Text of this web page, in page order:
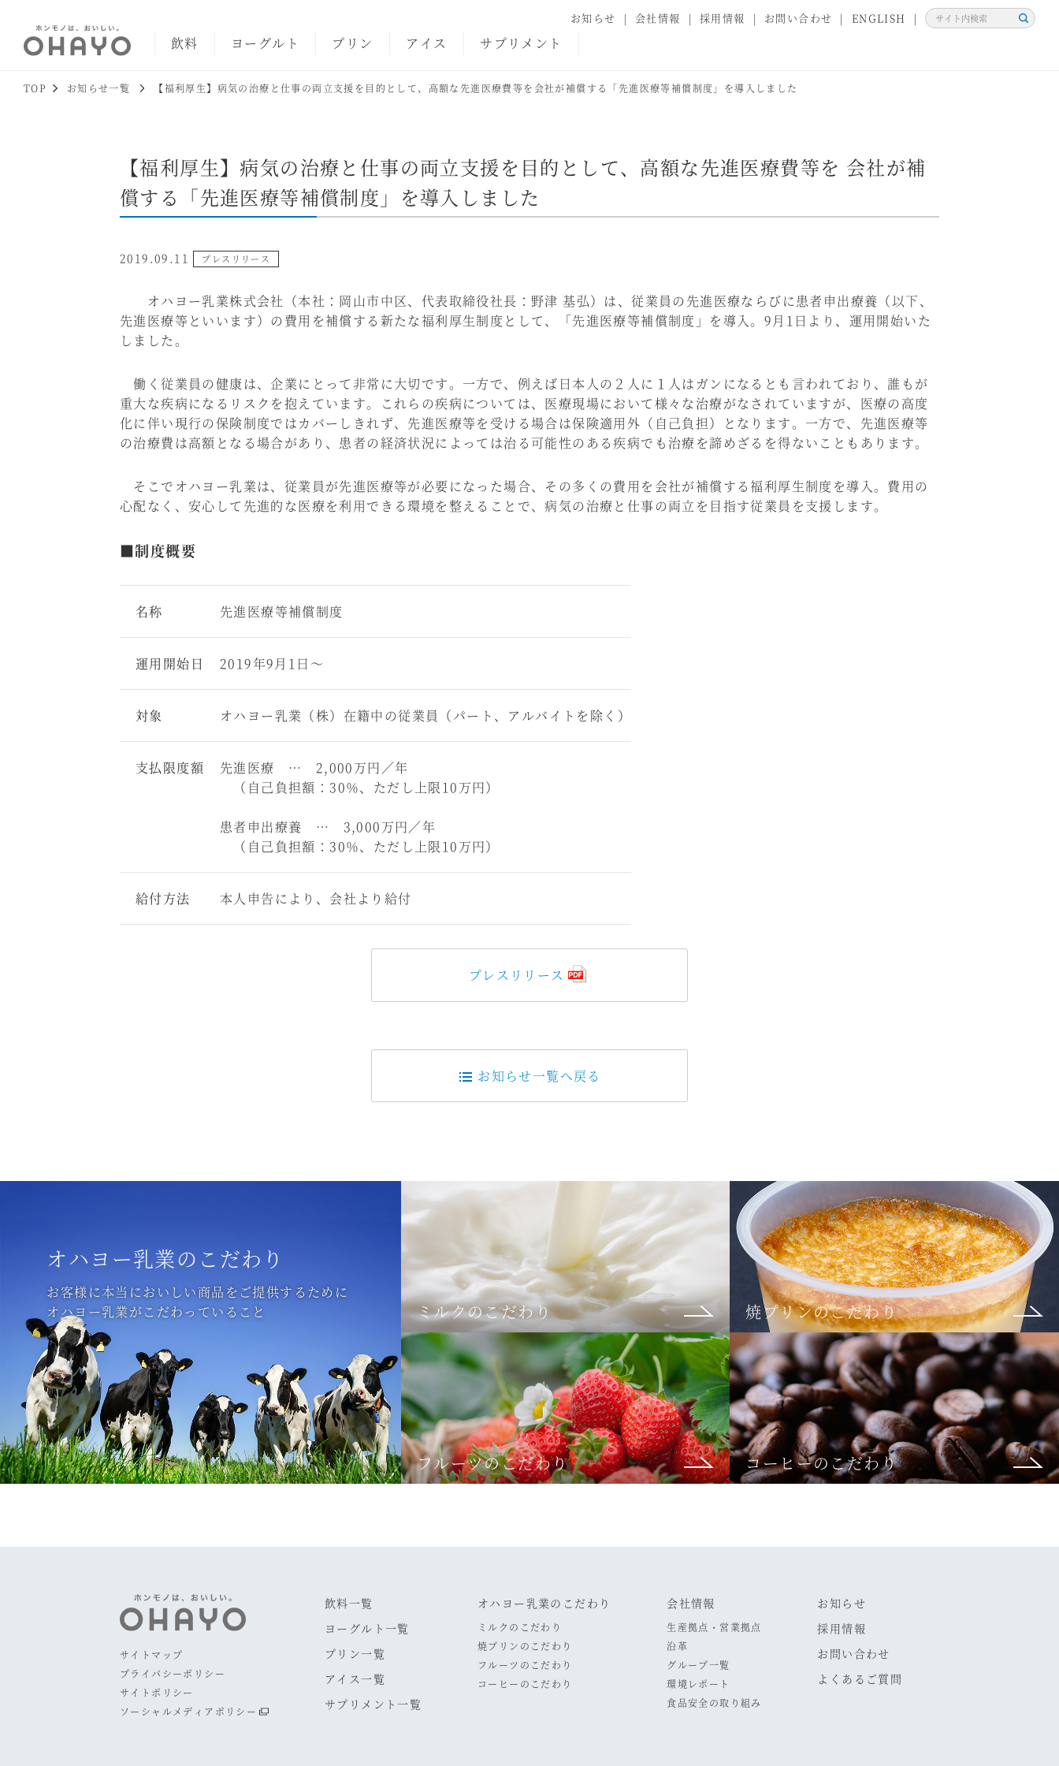
飲料 ヨーグルト プリン アイス サプリメント
お知らせ 会社情報 採用情報 お問い合わせ ENGLISH
検
TOP お知らせ一覧 【福利厚生】病気の治療と仕事の両立支援を目的として、高額な先進医療費等を会社が補償する「先進医療等補償制度」を導入しました
【福利厚生】病気の治療と仕事の両立支援を目的として、高額な先進医療費等を 会社が補
償する「先進医療等補償制度」を導入しました
2019.09.11 プレスリリース
オハヨー乳業株式会社（本社：岡山市中区、代表取締役社長：野津 基弘）は、従業員の先進医療ならびに患者申出療養（以下、
先進医療等といいます）の費用を補償する新たな福利厚生制度として、「先進医療等補償制度」を導入。9月1日より、運用開始いた
しました。
働く従業員の健康は、企業にとって非常に大切です。一方で、例えば日本人の２人に１人はガンになるとも言われており、誰もが
重大な疾病になるリスクを抱えています。これらの疾病については、医療現場において様々な治療がなされていますが、医療の高度
化に伴い現行の保険制度ではカバーしきれず、先進医療等を受ける場合は保険適用外（自己負担）となります。一方で、先進医療等
の治療費は高額となる場合があり、患者の経済状況によっては治る可能性のある疾病でも治療を諦めざるを得ないこともあります。
そこでオハヨー乳業は、従業員が先進医療等が必要になった場合、その多くの費用を会社が補償する福利厚生制度を導入。費用の
心配なく、安心して先進的な医療を利用できる環境を整えることで、病気の治療と仕事の両立を目指す従業員を支援します。
■制度概要
名称 先進医療等補償制度
運用開始日 2019年9月1日～
対象 オハヨー乳業（株）在籍中の従業員（パート、アルバイトを除く）
支払限度額
先進医療 … 2,000万円／年
（自己負担額：30％、ただし上限10万円）
患者申出療養 … 3,000万円／年
（自己負担額：30％、ただし上限10万円）
給付方法 本人申告により、会社より給付
プレスリリース
お知らせ一覧へ戻る
オハヨー乳業のこだわり
お客様に本当においしい商品をご提供するために
オハヨー乳業がこだわっていること
ミルクのこだわり 焼プリンのこだわり
フルーツのこだわり コーヒーのこだわり
サイトマップ
プライバシーポリシー
サイトポリシー
ソーシャルメディアポリシー
飲料一覧
ヨーグルト一覧
プリン一覧
アイス一覧
サプリメント一覧
オハヨー乳業のこだわり
ミルクのこだわり
焼プリンのこだわり
フルーツのこだわり
コーヒーのこだわり
会社情報
生産拠点・営業拠点
沿革
グループ一覧
環境レポート
食品安全の取り組み
お知らせ
採用情報
お問い合わせ
よくあるご質問